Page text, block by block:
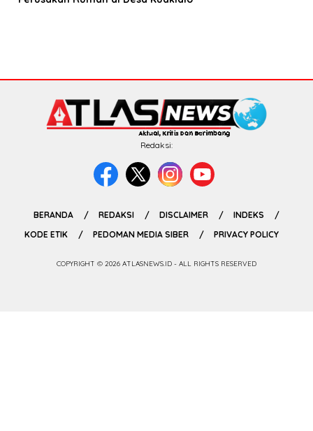
Redaksi:
BERANDA REDAKSI DISCLAIMER
INDEKS
KODE ETIK
PEDOMAN MEDIA SIBER PRIVACY POLICY
COPYRIGHT © 2026 ATLASNEWS.ID - ALL RIGHTS RESERVED